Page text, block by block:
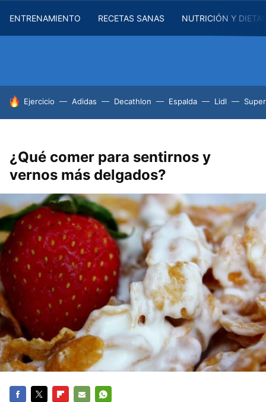
ENTRENAMIENTO RECETAS SANAS NUTRICIÓN Y
HOY SE HABLA DE
Ejercicio Adidas Decathlon Espalda Lidl
¿Qué comer para sentirnos y
vernos más delgados?